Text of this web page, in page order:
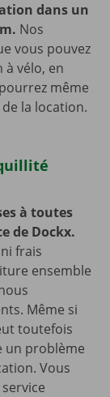
dans un
Nos
vous pouvez
vélo, en
même
la location.
à toutes
de Dockx.
frais
ensemble
Même si
toutefois
un problème
Vous